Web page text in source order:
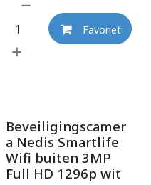
Favoriet
Beveiligingscamer
a Nedis Smartlife
Wifi buiten 3MP
Full HD 1296p wit